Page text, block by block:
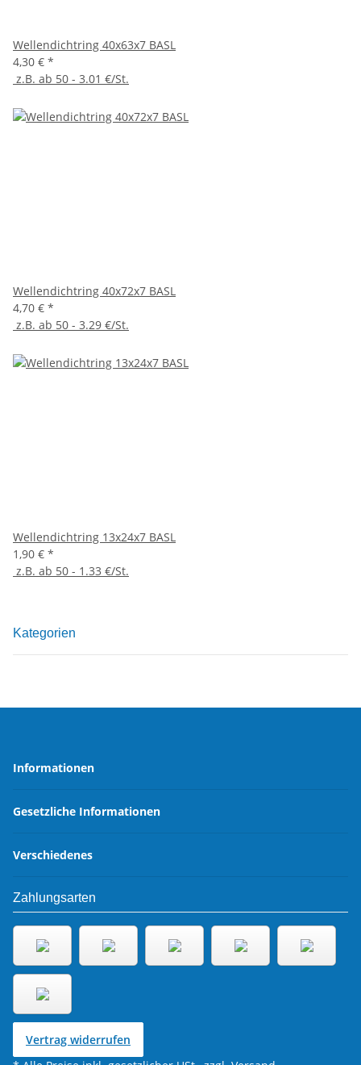
Wellendichtring 40x63x7 BASL
4,30 € *
z.B. ab 50 - 3.01 €/St.
Wellendichtring 40x72x7 BASL
4,70 € *
z.B. ab 50 - 3.29 €/St.
Wellendichtring 13x24x7 BASL
1,90 € *
z.B. ab 50 - 1.33 €/St.
Kategorien
Informationen
Gesetzliche Informationen
Verschiedenes
Zahlungsarten
Vertrag widerrufen